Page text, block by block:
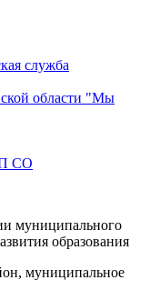
служба
области "Мы
СО
муниципального
образования
муниципальное